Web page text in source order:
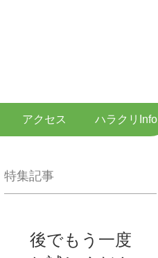
アクセス ハラクリInfo
特集記事
後でもう一度